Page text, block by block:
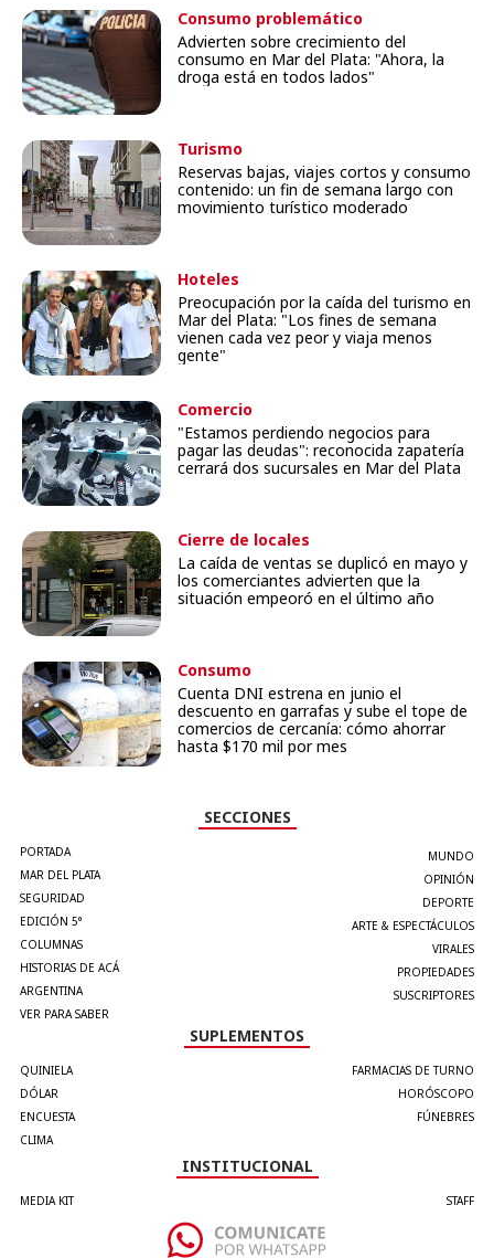
Consumo problemático
Advierten sobre crecimiento del
consumo en Mar del Plata: "Ahora, la
droga está en todos lados"
Turismo
Reservas bajas, viajes cortos y consumo
contenido: un fin de semana largo con
movimiento turístico moderado
Hoteles
Preocupación por la caída del turismo en
Mar del Plata: "Los fines de semana
vienen cada vez peor y viaja menos
gente"
Comercio
"Estamos perdiendo negocios para
pagar las deudas": reconocida zapatería
cerrará dos sucursales en Mar del Plata
Cierre de locales
La caída de ventas se duplicó en mayo y
los comerciantes advierten que la
situación empeoró en el último año
Consumo
Cuenta DNI estrena en junio el
descuento en garrafas y sube el tope de
comercios de cercanía: cómo ahorrar
hasta $170 mil por mes
SECCIONES
PORTADA
MAR DEL PLATA
SEGURIDAD
EDICIÓN 5°
COLUMNAS
HISTORIAS DE ACÁ
ARGENTINA
VER PARA SABER
MUNDO
OPINIÓN
DEPORTE
ARTE & ESPECTÁCULOS
VIRALES
PROPIEDADES
SUSCRIPTORES
SUPLEMENTOS
QUINIELA
DÓLAR
ENCUESTA
CLIMA
FARMACIAS DE TURNO
HORÓSCOPO
FÚNEBRES
INSTITUCIONAL
MEDIA KIT STAFF